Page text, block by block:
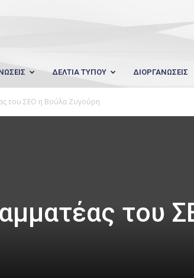
ΔΕΛΤΙΑ ΤΥΠΟΥ ΔΙΟΡΓΑΝΩΣΕΙΣ
του ΣΕΟ η Βούλα Ζυγούρη
του